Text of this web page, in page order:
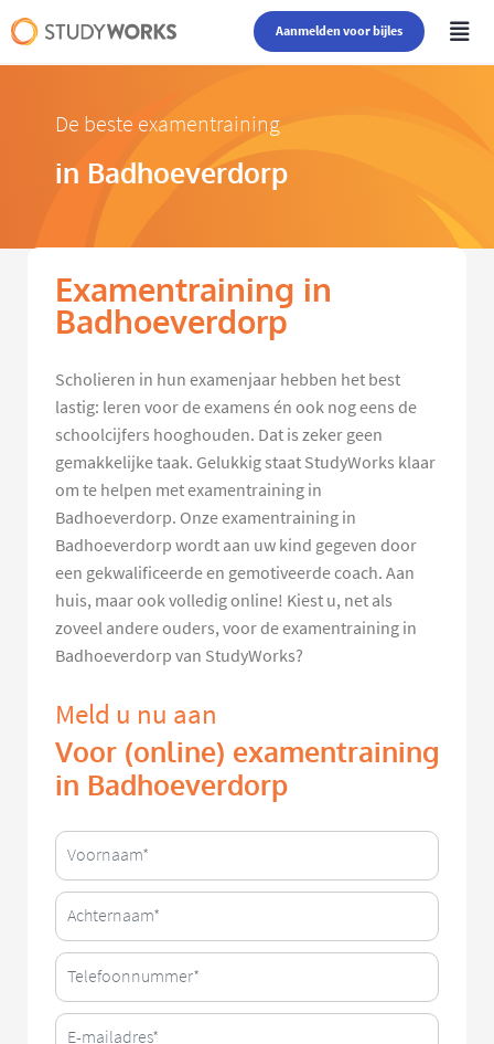
Aanmelden voor bijles
De beste examentraining
in Badhoeverdorp
Examentraining in
Badhoeverdorp
Scholieren in hun examenjaar hebben het best
lastig: leren voor de examens én ook nog eens de
schoolcijfers hooghouden. Dat is zeker geen
gemakkelijke taak. Gelukkig staat StudyWorks klaar
om te helpen met examentraining in
Badhoeverdorp. Onze examentraining in
Badhoeverdorp wordt aan uw kind gegeven door
een gekwalificeerde en gemotiveerde coach. Aan
huis, maar ook volledig online! Kiest u, net als
zoveel andere ouders, voor de examentraining in
Badhoeverdorp van StudyWorks?
Meld u nu aan
Voor (online) examentraining
in Badhoeverdorp